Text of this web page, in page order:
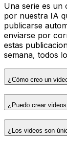
Una serie es un
por nuestra IA
publicarse
enviarse por
estas
semana, todos
¿Cómo creo un
¿Puedo crear
¿Los videos son